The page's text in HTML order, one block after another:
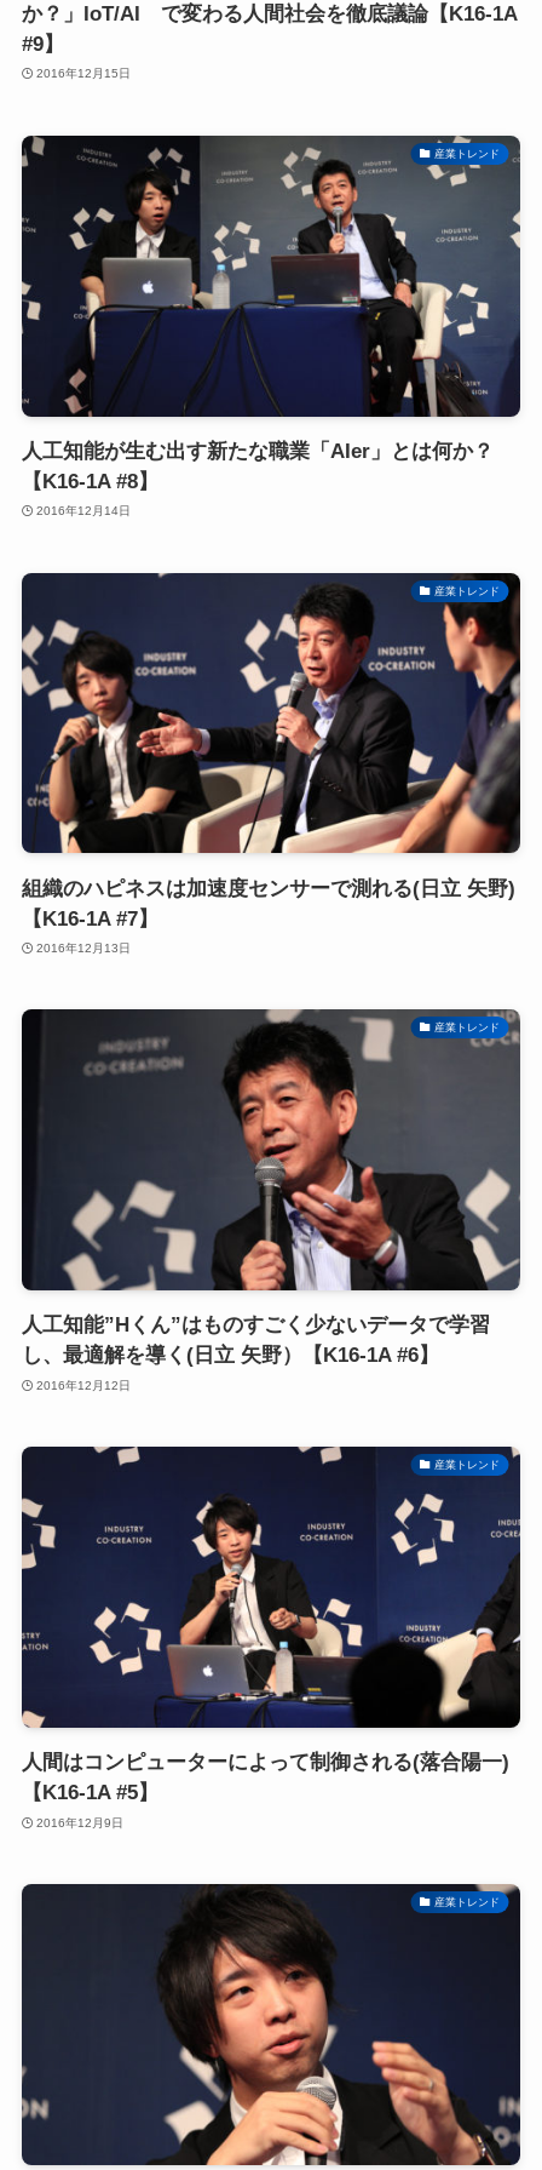
か？」IoT/AI で変わる人間社会を徹底議論【K16-1A
#9】
2016年12月15日
産業トレンド
人工知能が生む出す新たな職業「AIer」とは何か？
【K16-1A #8】
2016年12月14日
産業トレンド
組織のハピネスは加速度センサーで測れる(日立 矢野)
【K16-1A #7】
2016年12月13日
産業トレンド
人工知能”Hくん”はものすごく少ないデータで学習
し、最適解を導く(日立 矢野）【K16-1A #6】
2016年12月12日
産業トレンド
人間はコンピューターによって制御される(落合陽一)
【K16-1A #5】
2016年12月9日
産業トレンド